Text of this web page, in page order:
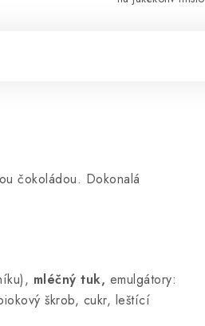
čokoládou. Dokonalá
mléčný tuk, emulgátory:
škrob, cukr, leštící